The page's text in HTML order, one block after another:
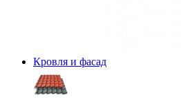
Кровля и фасад